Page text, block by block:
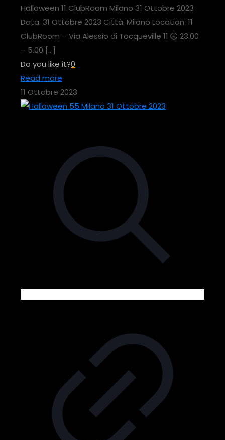
Halloween 11 ClubRoom Milano 31 Ottobre 2023
Data: 31 Ottobre 2023 Città: Milano Location: 11
ClubRoom – Via Alessio di Tocqueville 11 🕣 23.00
– 5.00 […]
Do you like it?0
Read more
11 Ottobre 2023